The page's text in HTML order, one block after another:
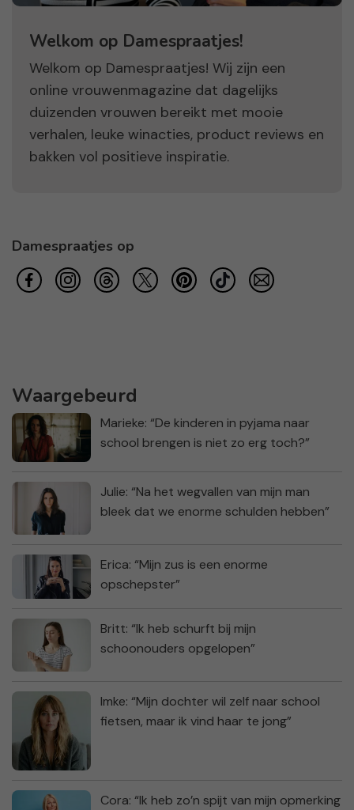
Welkom op Damespraatjes!
Welkom op Damespraatjes! Wij zijn een
online vrouwenmagazine dat dagelijks
duizenden vrouwen bereikt met mooie
verhalen, leuke winacties, product reviews en
bakken vol positieve inspiratie.
Damespraatjes op
Waargebeurd
Marieke: “De kinderen in pyjama naar
school brengen is niet zo erg toch?”
Julie: “Na het wegvallen van mijn man
bleek dat we enorme schulden hebben”
Erica: “Mijn zus is een enorme
opschepster”
Britt: “Ik heb schurft bij mijn
schoonouders opgelopen”
Imke: “Mijn dochter wil zelf naar school
fietsen, maar ik vind haar te jong”
Cora: “Ik heb zo’n spijt van mijn opmerking